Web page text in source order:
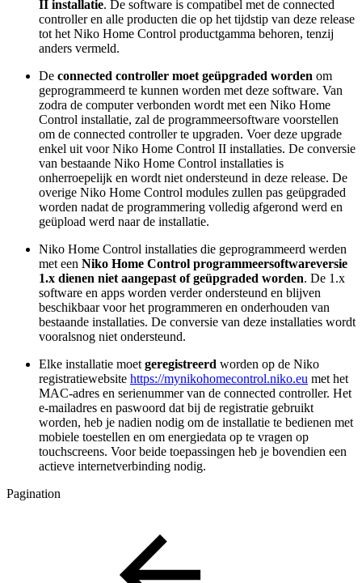
II installatie. De software is compatibel met de connected
controller en alle producten die op het tijdstip van deze release
tot het Niko Home Control productgamma behoren, tenzij
anders vermeld.
De connected controller moet geüpgraded worden om
geprogrammeerd te kunnen worden met deze software. Van
zodra de computer verbonden wordt met een Niko Home
Control installatie, zal de programmeersoftware voorstellen
om de connected controller te upgraden. Voer deze upgrade
enkel uit voor Niko Home Control II installaties. De conversie
van bestaande Niko Home Control installaties is
onherroepelijk en wordt niet ondersteund in deze release. De
overige Niko Home Control modules zullen pas geüpgraded
worden nadat de programmering volledig afgerond werd en
geüpload werd naar de installatie.
Niko Home Control installaties die geprogrammeerd werden
met een Niko Home Control programmeersoftwareversie
1.x dienen niet aangepast of geüpgraded worden. De 1.x
software en apps worden verder ondersteund en blijven
beschikbaar voor het programmeren en onderhouden van
bestaande installaties. De conversie van deze installaties wordt
vooralsnog niet ondersteund.
Elke installatie moetgeregistreerd worden op de Niko
registratiewebsite https://mynikohomecontrol.niko.eu met het
MAC-adres en serienummer van de connected controller. Het
e-mailadres en paswoord dat bij de registratie gebruikt
worden, heb je nadien nodig om de installatie te bedienen met
mobiele toestellen en om energiedata op te vragen op
touchscreens. Voor beide toepassingen heb je bovendien een
actieve internetverbinding nodig.
Pagination